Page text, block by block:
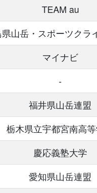
TEAM au
県山岳・スポーツクラ
マイナビ
-
福井県山岳連盟
栃木県立宇都宮南高
慶応義塾大学
愛知県山岳連盟